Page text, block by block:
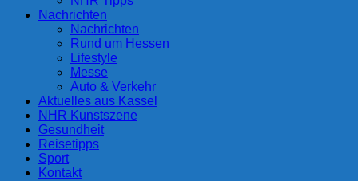
Nachrichten
Nachrichten
Rund um Hessen
Lifestyle
Messe
Auto & Verkehr
Aktuelles aus Kassel
NHR Kunstszene
Gesundheit
Reisetipps
Sport
Kontakt